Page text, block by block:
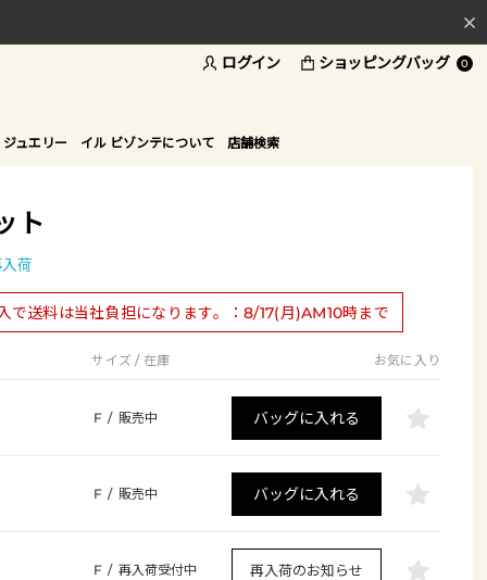
ログイン ショッピングバッグ 0
ュエリー イル ビゾンテについて 店舗検索
ト
荷
で送料は当社負担になります。：8/17(月)AM10時まで
サイズ / 在庫 お気に入り
F / 販売中 バッグに入れる
F / 販売中 バッグに入れる
F / 再入荷受付中 再入荷のお知らせ